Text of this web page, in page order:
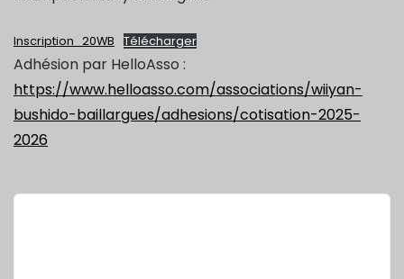
Inscription_20WB Télécharger
Adhésion par HelloAsso :
https://www.helloasso.com/associations/wiiyan-
bushido-baillargues/adhesions/cotisation-2025-
2026